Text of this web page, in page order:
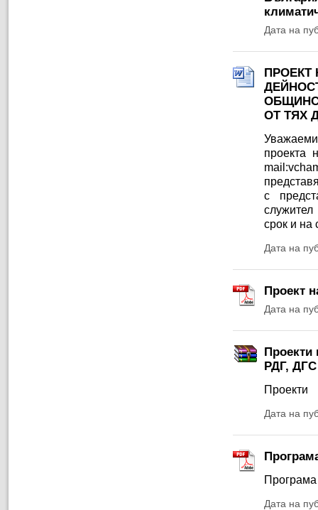
Дата на
ПРОЕКТ
ОТ ТЯХ
проекта
с
срок и
Дата на
Проект
Дата на
Проекти
РДГ,
Проекти
Дата на
Програма
Дата на